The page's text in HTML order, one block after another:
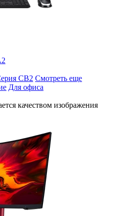
CB2 Смотреть еще
Для офиса
качеством изображения